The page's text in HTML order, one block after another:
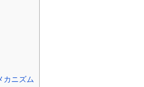
カニズム